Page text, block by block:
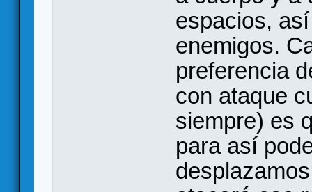
espacios,
enemigos.
preferencia
con ataque
siempre) es
para así